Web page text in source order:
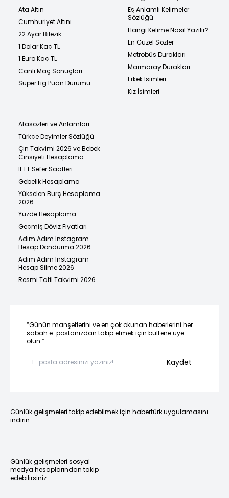
Ata Altın
Cumhuriyet Altını
22 Ayar Bilezik
1 Dolar Kaç TL
1 Euro Kaç TL
Canlı Maç Sonuçları
Süper Lig Puan Durumu
Eş Anlamlı Kelimeler
Sözlüğü
Hangi Kelime Nasıl Yazılır?
En Güzel Sözler
Metrobüs Durakları
Marmaray Durakları
Erkek İsimleri
Kız İsimleri
Atasözleri ve Anlamları
Türkçe Deyimler Sözlüğü
Çin Takvimi 2026 ve Bebek
Cinsiyeti Hesaplama
İETT Sefer Saatleri
Gebelik Hesaplama
Yükselen Burç Hesaplama
2026
Yüzde Hesaplama
Geçmiş Döviz Fiyatları
Adım Adım Instagram
Hesap Dondurma 2026
Adım Adım Instagram
Hesap Silme 2026
Resmi Tatil Takvimi 2026
“Günün manşetlerini ve en çok okunan haberlerini her
sabah e-postanızdan takip etmek için bültene üye
olun.”
Kaydet
Günlük gelişmeleri takip edebilmek için habertürk uygulamasını
indirin
Günlük gelişmeleri sosyal
medya hesaplarından takip
edebilirsiniz.